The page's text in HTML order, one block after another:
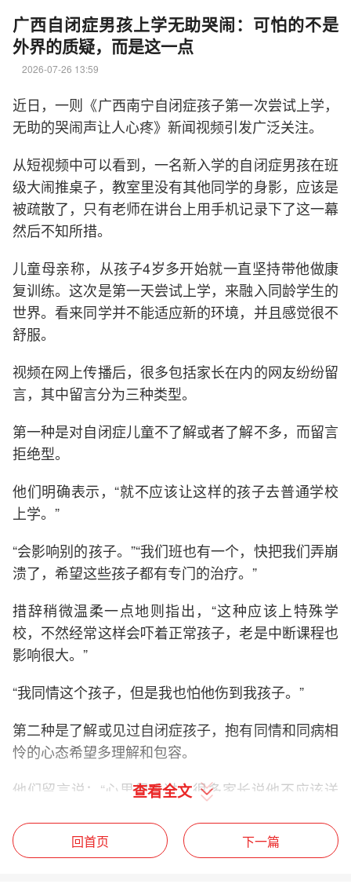
广西自闭症男孩上学无助哭闹：可怕的不是
外界的质疑，而是这一点
2026-07-26 13:59
近日，一则《广西南宁自闭症孩子第一次尝试上学，
无助的哭闹声让人心疼》新闻视频引发广泛关注。
从短视频中可以看到，一名新入学的自闭症男孩在班
级大闹推桌子，教室里没有其他同学的身影，应该是
被疏散了，只有老师在讲台上用手机记录下了这一幕
然后不知所措。
儿童母亲称，从孩子4岁多开始就一直坚持带他做康
复训练。这次是第一天尝试上学，来融入同龄学生的
世界。看来同学并不能适应新的环境，并且感觉很不
舒服。
视频在网上传播后，很多包括家长在内的网友纷纷留
言，其中留言分为三种类型。
第一种是对自闭症儿童不了解或者了解不多，而留言
拒绝型。
他们明确表示，“就不应该让这样的孩子去普通学校
上学。”
“会影响别的孩子。”“我们班也有一个，快把我们弄崩
溃了，希望这些孩子都有专门的治疗。”
措辞稍微温柔一点地则指出，“这种应该上特殊学
校，不然经常这样会吓着正常孩子，老是中断课程也
影响很大。”
“我同情这个孩子，但是我也怕他伤到我孩子。”
第二种是了解或见过自闭症孩子，抱有同情和同病相
怜的心态希望多理解和包容。
他们留言说：“心里很难过，很多家长说他不应该送
评。有可能小男孩只是换了一个新环境，心理恐慌，
还不适应。或者家长陪读一段时间就好了。愿星星的
查看全文
回首页 下一篇